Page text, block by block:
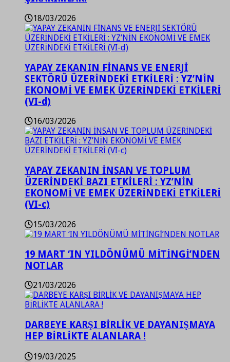
18/03/2026
YAPAY ZEKANIN FİNANS VE ENERJİ
SEKTÖRÜ ÜZERİNDEKİ ETKİLERİ : YZ’NİN
EKONOMİ VE EMEK ÜZERİNDEKİ ETKİLERİ
(VI-d)
16/03/2026
YAPAY ZEKANIN İNSAN VE TOPLUM
ÜZERİNDEKİ BAZI ETKİLERİ : YZ’NİN
EKONOMİ VE EMEK ÜZERİNDEKİ ETKİLERİ
(VI-c)
15/03/2026
19 MART ‘IN YILDÖNÜMÜ MİTİNGİ’NDEN
NOTLAR
21/03/2026
DARBEYE KARŞI BİRLİK VE DAYANIŞMAYA
HEP BİRLİKTE ALANLARA !
19/03/2025